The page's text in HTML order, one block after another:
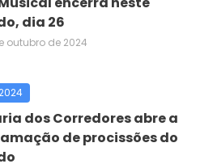
dia 26
outubro de 2024
dos Corredores abre a
de procissões do